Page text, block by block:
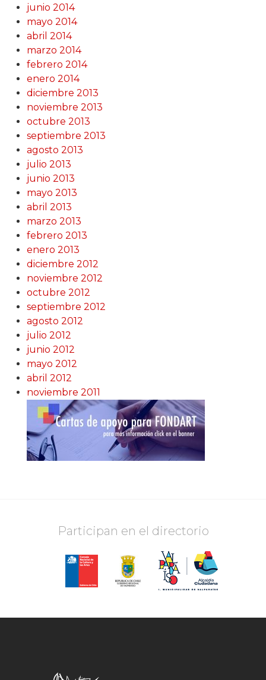
junio 2014
mayo 2014
abril 2014
marzo 2014
febrero 2014
enero 2014
diciembre 2013
noviembre 2013
octubre 2013
septiembre 2013
agosto 2013
julio 2013
junio 2013
mayo 2013
abril 2013
marzo 2013
febrero 2013
enero 2013
diciembre 2012
noviembre 2012
octubre 2012
septiembre 2012
agosto 2012
julio 2012
junio 2012
mayo 2012
abril 2012
noviembre 2011
Participan en el directorio